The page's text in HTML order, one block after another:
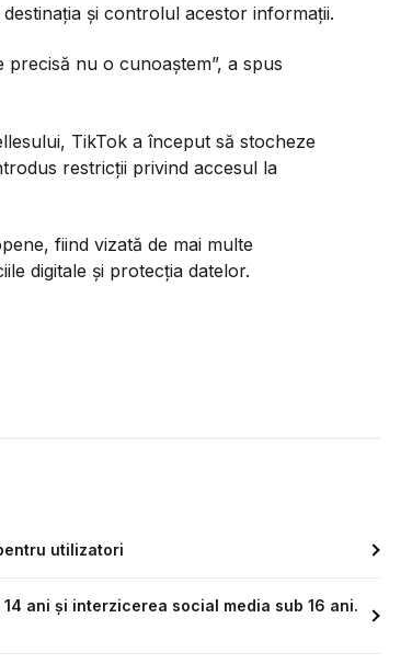
și controlul acestor informații.
precisă nu o cunoaștem”, a spus
TikTok a început să stocheze
restricții privind accesul la
fiind vizată de mai multe
digitale și protecția datelor.
utilizatori
ani și interzicerea social media sub 16 ani.